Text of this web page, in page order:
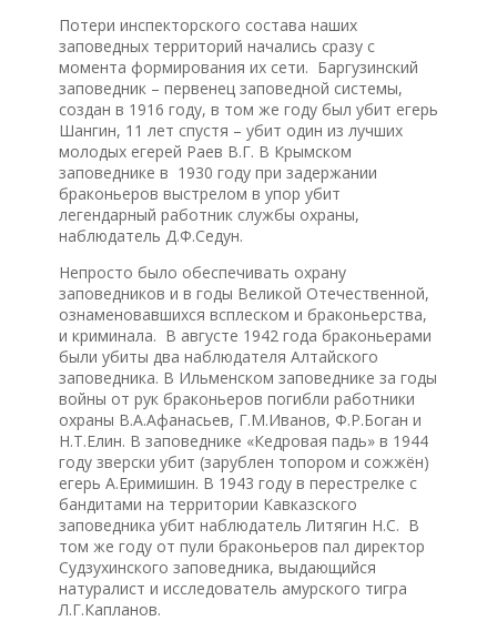
Потери инспекторского состава наших
заповедных территорий начались сразу с
момента формирования их сети. Баргузинский
заповедник – первенец заповедной системы,
создан в 1916 году, в том же году был убит егерь
Шангин, 11 лет спустя – убит один из лучших
молодых егерей Раев В.Г. В Крымском
заповеднике в 1930 году при задержании
браконьеров выстрелом в упор убит
легендарный работник службы охраны,
наблюдатель Д.Ф.Седун.
Непросто было обеспечивать охрану
заповедников и в годы Великой Отечественной,
ознаменовавшихся всплеском и браконьерства,
и криминала. В августе 1942 года браконьерами
были убиты два наблюдателя Алтайского
заповедника. В Ильменском заповеднике за годы
войны от рук браконьеров погибли работники
охраны В.А.Афанасьев, Г.М.Иванов, Ф.Р.Боган и
Н.Т.Елин. В заповеднике «Кедровая падь» в 1944
году зверски убит (зарублен топором и сожжён)
егерь А.Еримишин. В 1943 году в перестрелке с
бандитами на территории Кавказского
заповедника убит наблюдатель Литягин Н.С. В
том же году от пули браконьеров пал директор
Судзухинского заповедника, выдающийся
натуралист и исследователь амурского тигра
Л.Г.Капланов.